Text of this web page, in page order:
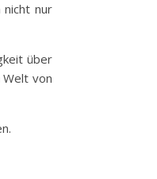
nicht nur
über
von